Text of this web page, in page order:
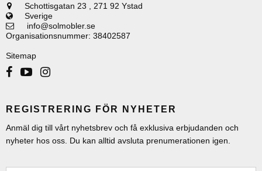
Schottisgatan 23
271 92 Ystad
Sverige
info@solmobler.se
Organisationsnummer: 38402587
Sitemap
REGISTRERING FÖR NYHETER
Anmäl dig till vårt nyhetsbrev och få exklusiva erbjudanden och
nyheter hos oss. Du kan alltid avsluta prenumerationen igen.